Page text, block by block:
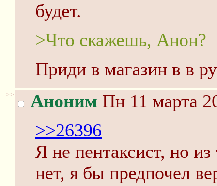
будет.
>Что скажешь, Анон?
Приди в магазин в в
>> Аноним Пн 11 марта
>>26396
Я не пентаксист, но
нет, я бы предпочел